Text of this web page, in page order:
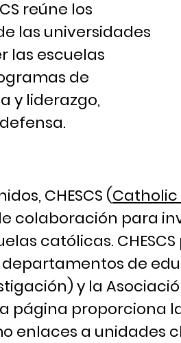
reúne los
las universidades
las escuelas
de
y liderazgo,
CHESCS (Catholic
colaboración para
católicas.
de
y la
página proporciona
enlaces a